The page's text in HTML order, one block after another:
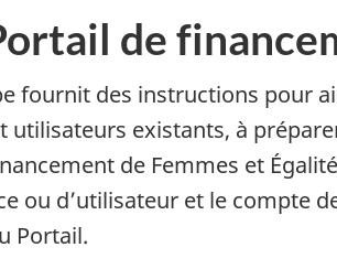
de
fournit des instructions pour
utilisateurs existants, à
de Femmes et
ou d’utilisateur et le compte
Portail.